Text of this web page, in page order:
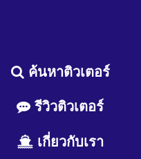
ค้นหาติวเตอร์
รีวิวติวเตอร์
เกี่ยวกับเรา